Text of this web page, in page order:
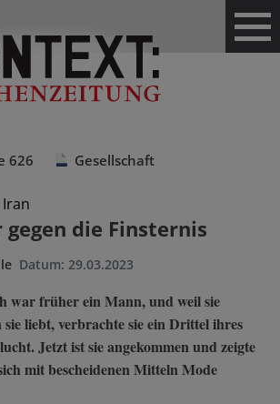
626 Gesellschaft
die Finsternis
Datum: 29.03.2023
war früher ein Mann, und weil sie
sie liebt, verbrachte sie ein Drittel ihres
Jetzt ist sie angekommen und zeigte
mit bescheidenen Mitteln Mode